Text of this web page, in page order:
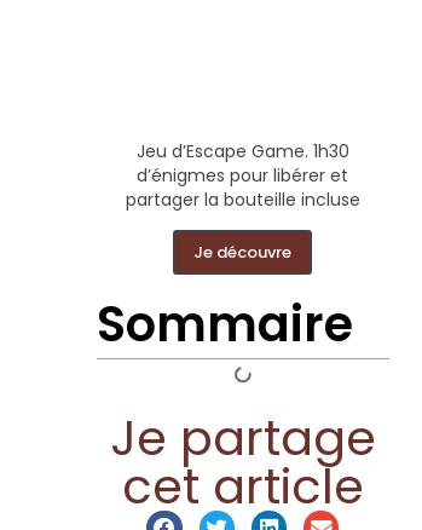
Jeu d’Escape Game. 1h30
d’énigmes pour libérer et
partager la bouteille incluse
Je découvre
Sommaire
Je partage
cet article